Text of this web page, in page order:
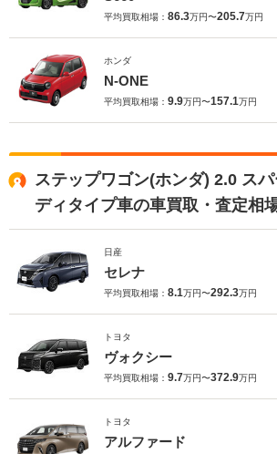
平均買取相場： 86.3万円〜205.7万円
ホンダ
N-ONE
平均買取相場： 9.9万円〜157.1万円
ステップワゴン(ホンダ) 2.0 ス
ディタイプ車の車買取・査定相
日産
セレナ
平均買取相場： 8.1万円〜292.3万円
トヨタ
ヴォクシー
平均買取相場： 9.7万円〜372.9万円
トヨタ
アルファード